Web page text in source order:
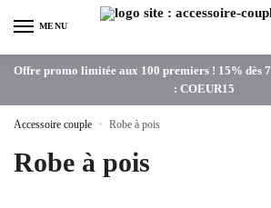
MENU
Offre promo limitée aux 100 premiers ! 15% dès
: COEUR15
Accessoire couple » Robe à pois
Robe à pois